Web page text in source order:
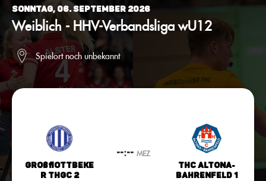
Sonntag, 06. September 2026
Weiblich - HHV-Verbandsliga wU12
Spielort noch unbekannt
Großflottbeke
r THGC 2
--:-- MEZ
THC Altona-
Bahrenfeld 1